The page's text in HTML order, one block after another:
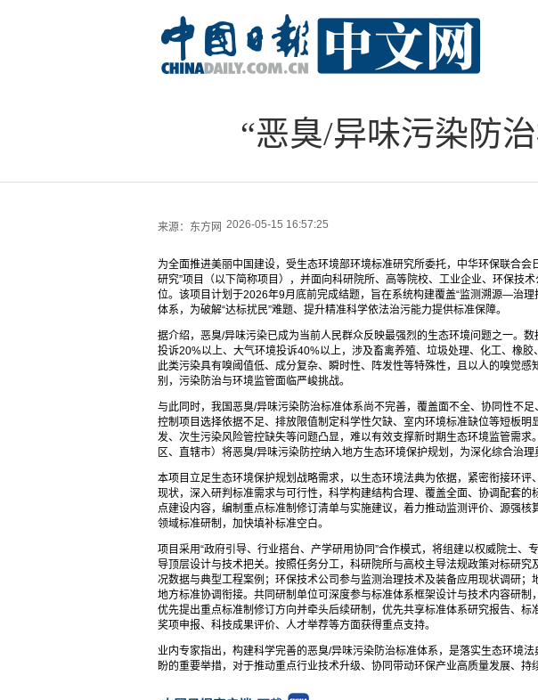
“恶臭/异味污染防
来源： 东方网 2026-05-15 16:57:25
为全面推进美丽中国建设，受生态环境部环境标准研究所委托，中华环保联合会
研究”项目（以下简称项目），并面向科研院所、高等院校、工业企业、环保技
位。该项目计划于2026年9月底前完成结题，旨在系统构建覆盖“监测溯源—治
体系，为破解“达标扰民”难题、提升精准科学依法治污能力提供标准保障。
据介绍，恶臭/异味污染已成为当前人民群众反映最强烈的生态环境问题之一。
投诉20%以上、大气环境投诉40%以上，涉及畜禽养殖、垃圾处理、化工、橡
此类污染具有嗅阈值低、成分复杂、瞬时性、阵发性等特殊性，且以人的嗅觉感
别，污染防治与环境监管面临严峻挑战。
与此同时，我国恶臭/异味污染防治标准体系尚不完善，覆盖面不全、协同性不
控制项目选择依据不足、排放限值制定科学性欠缺、室内环境标准缺位等短板明
发、次生污染风险管控缺失等问题凸显，难以有效支撑新时期生态环境监管需求
区、直辖市）将恶臭/异味污染防控纳入地方生态环境保护规划，为深化综合治理
本项目立足生态环境保护规划战略需求，以生态环境法典为依据，紧密衔接环
现状，深入研判标准需求与可行性，科学构建结构合理、覆盖全面、协调配套
点建设内容，编制重点标准制修订清单与实施建议，着力推动监测评价、源强
领域标准研制，加快填补标准空白。
项目采用“政府引导、行业搭台、产学研用协同”合作模式，将组建以权威院士、
导顶层设计与技术把关。按照任务分工，科研院所与高校主导法规政策对标研
况数据与典型工程案例；环保技术公司参与监测治理技术及装备应用现状调研；
地方标准协调衔接。共同研制单位可深度参与标准体系框架设计与技术内容研制
优先提出重点标准制修订方向并牵头后续研制，优先共享标准体系研究报告、
奖项申报、科技成果评价、人才举荐等方面获得重点支持。
业内专家指出，构建科学完善的恶臭/异味污染防治标准体系，是落实生态环境
盼的重要举措，对于推动重点行业技术升级、协同带动环保产业高质量发展、持